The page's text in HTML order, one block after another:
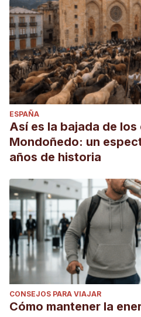
ESPAÑA
Así es la bajada de
Mondoñedo: un
años de historia
CONSEJOS PARA VIAJAR
Cómo mantener la